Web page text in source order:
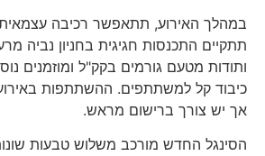
תתקיים התכנסות חגיגית בחניון נביה
ותודות מטעם גורמים בקק"ל ומוזמנים
כיבוד קל למשתתפים. ההשתתפות באירוע
אך יש צורך ברישום מראש.
הסינגל החדש מורכב משלוש טבעות שונות,